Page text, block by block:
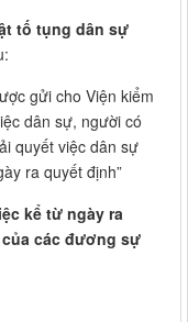
tố tụng dân sự
gửi cho Viện kiểm
dân sự, người có
quyết việc dân sự
ra quyết định”
kể từ ngày ra
các đương sự